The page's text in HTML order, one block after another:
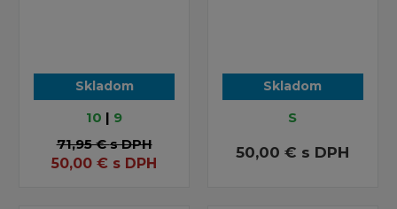
Skladom
10 | 9
71,95 €s DPH
50,00 € s DPH
Skladom
S
50,00 € s DPH